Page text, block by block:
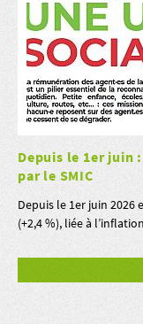
Depuis le 1er juin
par le SMIC
Depuis le 1er juin
(+2,4 %), liée à